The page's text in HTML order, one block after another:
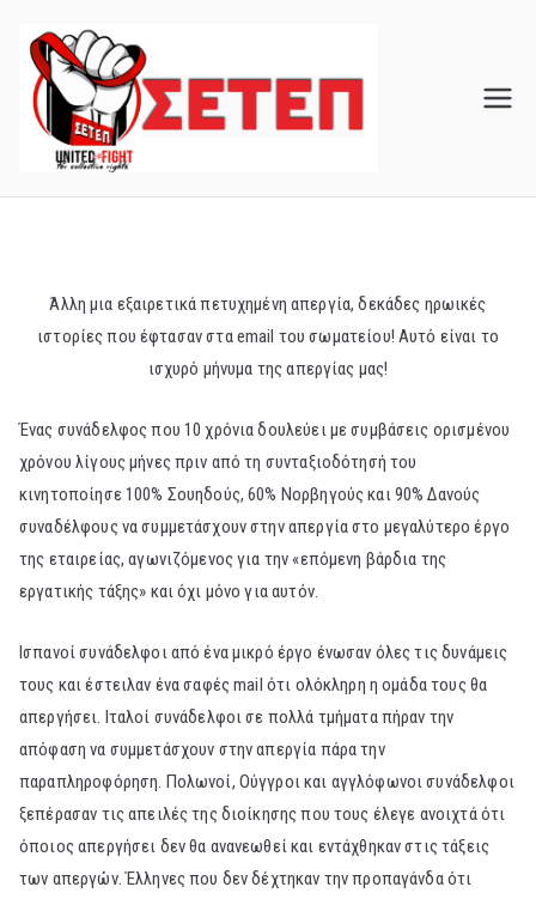
content
Άλλη μια εξαιρετικά πετυχημένη απεργία, δεκάδες ηρωικές
ιστορίες που έφτασαν στα email του σωματείου! Αυτό είναι το
ισχυρό μήνυμα της απεργίας μας!
Ένας συνάδελφος που 10 χρόνια δουλεύει με συμβάσεις ορισμένου
χρόνου λίγους μήνες πριν από τη συνταξιοδότησή του
κινητοποίησε 100% Σουηδούς, 60% Νορβηγούς και 90% Δανούς
συναδέλφους να συμμετάσχουν στην απεργία στο μεγαλύτερο έργο
της εταιρείας, αγωνιζόμενος για την «επόμενη βάρδια της
εργατικής τάξης» και όχι μόνο για αυτόν.
Ισπανοί συνάδελφοι από ένα μικρό έργο ένωσαν όλες τις δυνάμεις
τους και έστειλαν ένα σαφές mail ότι ολόκληρη η ομάδα τους θα
απεργήσει. Ιταλοί συνάδελφοι σε πολλά τμήματα πήραν την
απόφαση να συμμετάσχουν στην απεργία πάρα την
παραπληροφόρηση. Πολωνοί, Ούγγροι και αγγλόφωνοι συνάδελφοι
ξεπέρασαν τις απειλές της διοίκησης που τους έλεγε ανοιχτά ότι
όποιος απεργήσει δεν θα ανανεωθεί και εντάχθηκαν στις τάξεις
των απεργών. Έλληνες που δεν δέχτηκαν την προπαγάνδα ότι